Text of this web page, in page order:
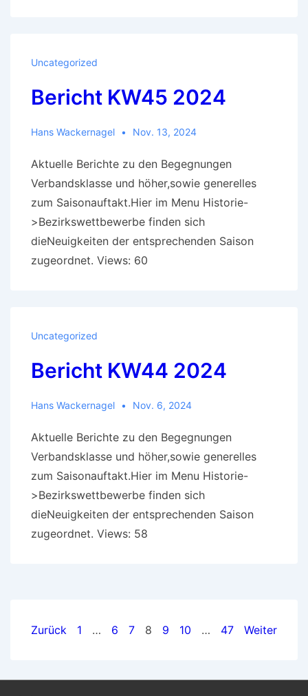
Uncategorized
Bericht KW45 2024
Hans Wackernagel Nov. 13, 2024
Aktuelle Berichte zu den Begegnungen
Verbandsklasse und höher,sowie generelles
zum Saisonauftakt.Hier im Menu Historie-
>Bezirkswettbewerbe finden sich
dieNeuigkeiten der entsprechenden Saison
zugeordnet. Views: 60
Uncategorized
Bericht KW44 2024
Hans Wackernagel Nov. 6, 2024
Aktuelle Berichte zu den Begegnungen
Verbandsklasse und höher,sowie generelles
zum Saisonauftakt.Hier im Menu Historie-
>Bezirkswettbewerbe finden sich
dieNeuigkeiten der entsprechenden Saison
zugeordnet. Views: 58
Seitennummerierung
Beiträge
Zurück 1 … 6 7 8 9 10 … 47 Weiter